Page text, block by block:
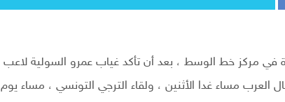
في مركز خط الوسط ، بعد أن تأكد غياب عمرو السولية لاعب
العرب مساء غدا الأثنين ، ولقاء الترجي التونسي ، مساء يوم